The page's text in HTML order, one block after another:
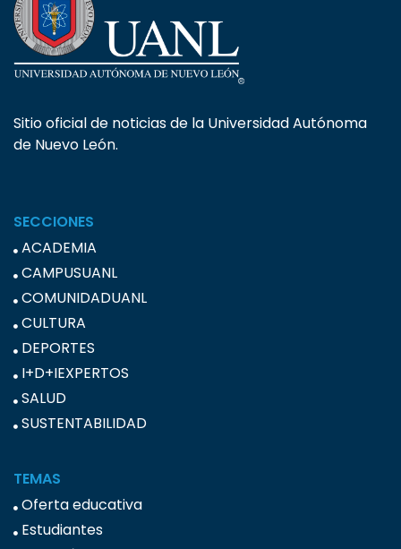
Sitio oficial de noticias de la Universidad Autónoma
de Nuevo León.
SECCIONES
ACADEMIA
CAMPUSUANL
COMUNIDADUANL
CULTURA
DEPORTES
I+D+IEXPERTOS
SALUD
SUSTENTABILIDAD
TEMAS
Oferta educativa
Estudiantes